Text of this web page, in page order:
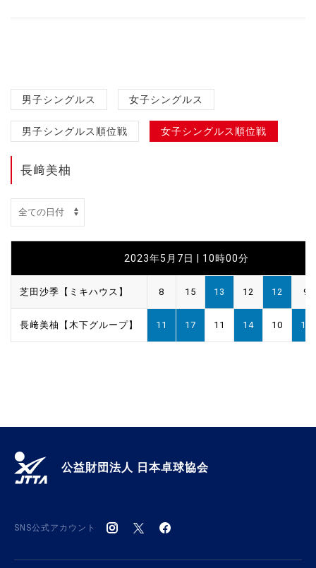
男子シングルス 女子シングルス
男子シングルス順位戦 女子シングルス順位戦
長﨑美柚
2023年5月7日 | 10時00分
芝田沙季【ミキハウス】 8 15 13 12 12 9
長﨑美柚【木下グループ】 11 17 11 14 10 11
公益財団法人 日本卓球協会
SNS公式アカウント